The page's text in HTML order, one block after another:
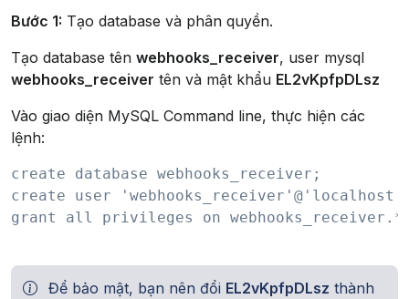
Bước 1: Tạo database và phân quyền.
Tạo database tên webhooks_receiver, user mysql
webhooks_receiver tên và mật khẩu EL2vKpfpDLsz
Vào giao diện MySQL Command line, thực hiện các
lệnh:
create database webhooks_receiver;
create user
grant all privileges on
Để bảo mật, bạn nên đổi EL2vKpfpDLsz thành